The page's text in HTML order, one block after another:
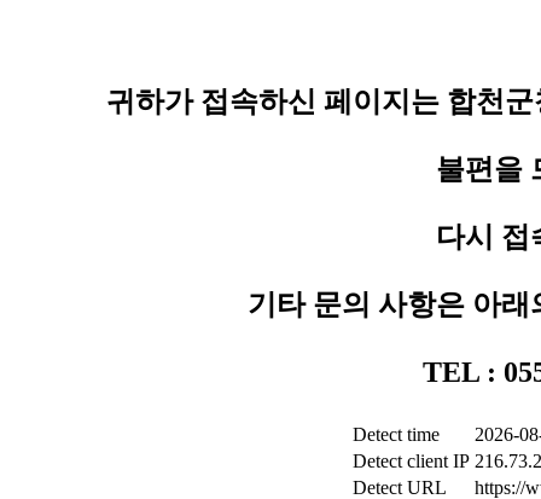
귀하가 접속하신 페이지는 합천
불편을
다시 접
기타 문의 사항은 아
TEL :
Detect time
2026-
Detect client IP
Detect URL
https://